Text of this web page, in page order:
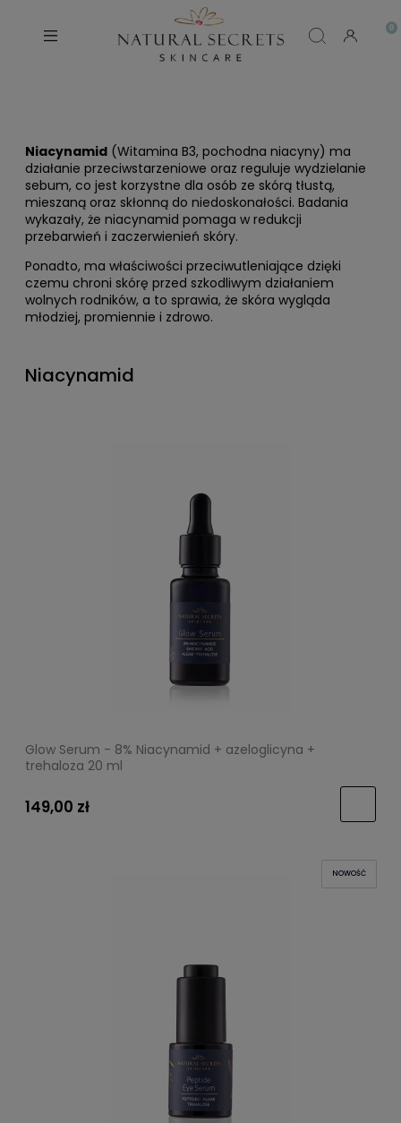
Niacynamid (Witamina B3, pochodna niacyny) ma
działanie przeciwstarzeniowe oraz reguluje wydzielanie
sebum, co jest korzystne dla osób ze skórą tłustą,
mieszaną oraz skłonną do niedoskonałości. Badania
wykazały, że niacynamid pomaga w redukcji
przebarwień i zaczerwienień skóry.
Ponadto, ma właściwości przeciwutleniające dzięki
czemu chroni skórę przed szkodliwym działaniem
wolnych rodników, a to sprawia, że skóra wygląda
młodziej, promiennie i zdrowo.
Niacynamid
Glow Serum - 8% Niacynamid + azeloglicyna +
trehaloza 20 ml
149,00 zł
NOWOŚĆ